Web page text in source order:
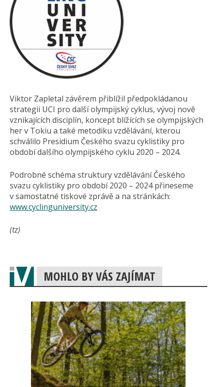
Viktor Zapletal závěrem přiblížil předpokládanou
strategii UCI pro další olympijský cyklus, vývoj nově
vznikajících disciplín, koncept blížících se olympijských
her v Tokiu a také metodiku vzdělávání, kterou
schválilo Presidium Českého svazu cyklistiky pro
období dalšího olympijského cyklu 2020 – 2024.
Podrobné schéma struktury vzdělávání Českého
svazu cyklistiky pro období 2020 – 2024 přineseme
v samostatné tiskové zprávě a na stránkách:
www.cyclinguniversity.cz
(tz)
MOHLO BY VÁS ZAJÍMAT